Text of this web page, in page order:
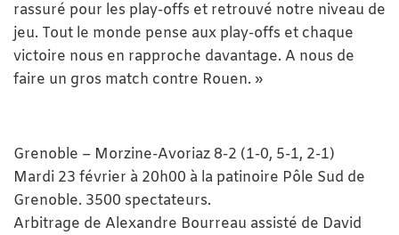
rassuré pour les play-offs et retrouvé notre niveau de
jeu. Tout le monde pense aux play-offs et chaque
victoire nous en rapproche davantage. A nous de
faire un gros match contre Rouen. »
Grenoble – Morzine-Avoriaz 8-2 (1-0, 5-1, 2-1)
Mardi 23 février à 20h00 à la patinoire Pôle Sud de
Grenoble. 3500 spectateurs.
Arbitrage de Alexandre Bourreau assisté de David